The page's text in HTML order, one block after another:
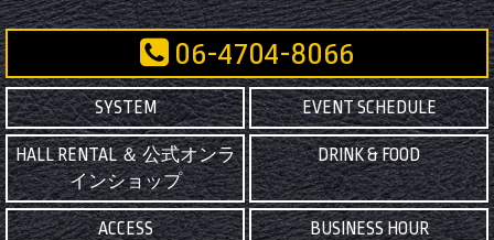
06-4704-8066
SYSTEM EVENT SCHEDULE
HALL RENTAL ＆ 公式オンラ
インショップ
DRINK & FOOD
ACCESS BUSINESS HOUR